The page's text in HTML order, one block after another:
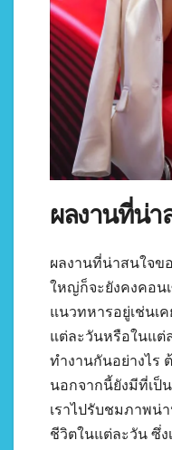
ผลงานที่น่า
ผลงานที่น่าสนใจข
ใหญ่ก็จะยังคงคอน
แนวทหารอยู่เช่นเค
แต่ละวันหรือในแต่
ทำงานกันอย่างไร
นอกจากนี้ยังมีที่เป็
เราไปรับชมภาพน่
ชีวิตในแต่ละวัน ซึ่ง